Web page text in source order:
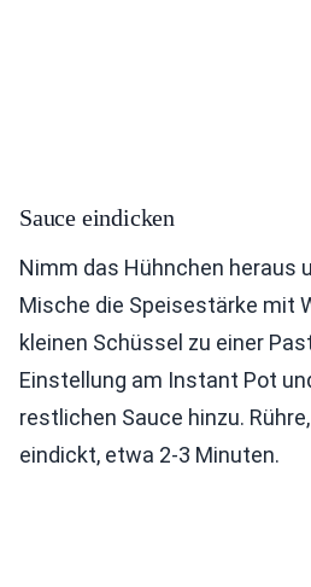
Sauce eindicken
Nimm das Hühnchen heraus
Mische die Speisestärke mit
kleinen Schüssel zu einer
Einstellung am Instant Pot
restlichen Sauce hinzu.
eindickt, etwa 2-3 Minuten.